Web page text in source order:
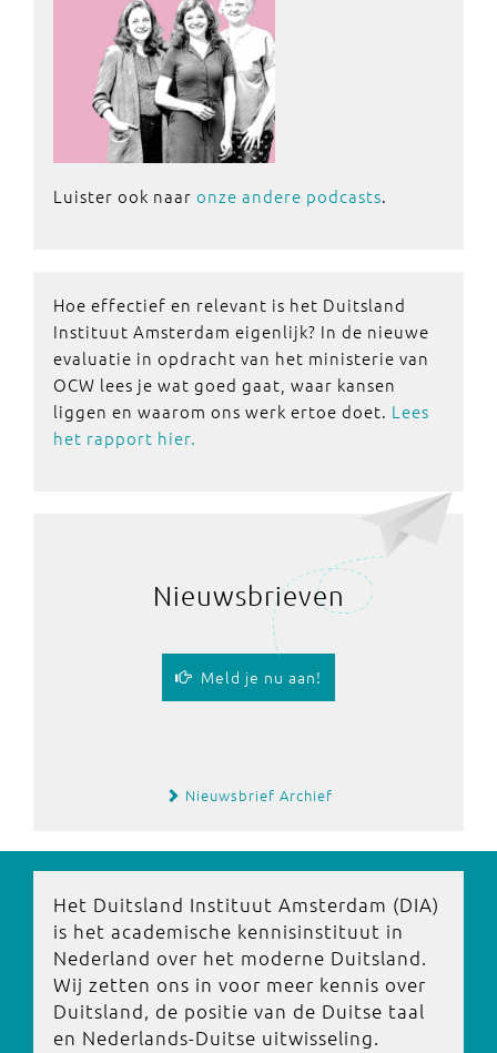
Luister ook naar onze andere podcasts.
Hoe effectief en relevant is het Duitsland
Instituut Amsterdam eigenlijk? In de nieuwe
evaluatie in opdracht van het ministerie van
OCW lees je wat goed gaat, waar kansen
liggen en waarom ons werk ertoe doet. Lees
het rapport hier.
Nieuwsbrieven
Meld je nu aan!
Nieuwsbrief Archief
Het Duitsland Instituut Amsterdam (DIA)
is het academische kennisinstituut in
Nederland over het moderne Duitsland.
Wij zetten ons in voor meer kennis over
Duitsland, de positie van de Duitse taal
en Nederlands-Duitse uitwisseling.